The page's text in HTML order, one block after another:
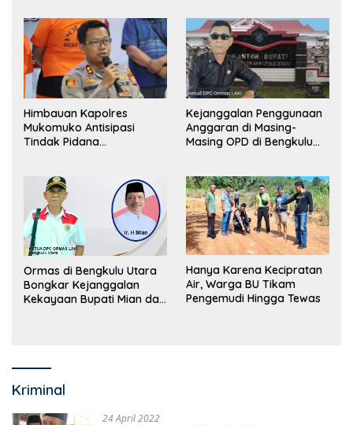
Himbauan Kapolres
Mukomuko Antisipasi
Tindak Pidana
Kejanggalan Penggunaan
Anggaran di Masing-
Masing OPD di Bengkulu
Ormas di Bengkulu Utara
Bongkar Kejanggalan
Kekayaan Bupati Mian dan
Hanya Karena Kecipratan
Air, Warga BU Tikam
Pengemudi Hingga Tewas
Kriminal
24 April 2022